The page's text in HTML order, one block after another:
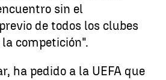
sin el
de todos los clubes
competición".
ha pedido a la UEFA que